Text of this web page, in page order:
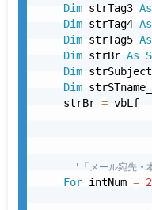
Dim strTag3 As
Dim strTag4 As
Dim strTag5 As
Dim strBr As
Dim strSubject
Dim
    strBr
= vbLf
'「メール宛先・
For intNum = 2